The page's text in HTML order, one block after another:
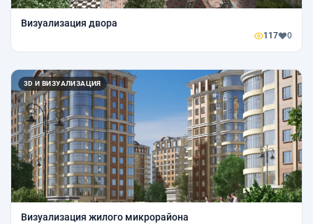
Визуализация двора
117 0
3D И ВИЗУАЛИЗАЦИЯ
Визуализация жилого микрорайона